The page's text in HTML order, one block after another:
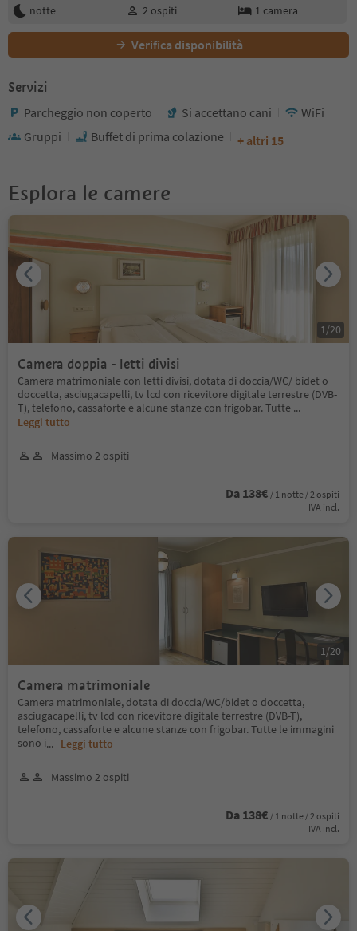
notte
2 ospiti 1 camera
Verifica disponibilità
Servizi
Parcheggio non coperto Si accettano cani
WiFi
Gruppi
Buffet di prima colazione + altri 15
Esplora le camere
Camera doppia - letti divisi
Camera matrimoniale con letti divisi, dotata di doccia/WC/ bidet o
doccetta, asciugacapelli, tv lcd con ricevitore digitale terrestre (DVB-
T), telefono, cassaforte e alcune stanze con frigobar. Tutte ...
Leggi tutto
Massimo 2 ospiti
Da 138€ / 1 notte / 2 ospiti
IVA incl.
1 /20
Camera matrimoniale
Camera matrimoniale, dotata di doccia/WC/bidet o doccetta,
asciugacapelli, tv lcd con ricevitore digitale terrestre (DVB-T),
telefono, cassaforte e alcune stanze con frigobar. Tutte le immagini
sono i... Leggi tutto
Massimo 2 ospiti
Da 138€ / 1 notte / 2 ospiti
IVA incl.
1 /20